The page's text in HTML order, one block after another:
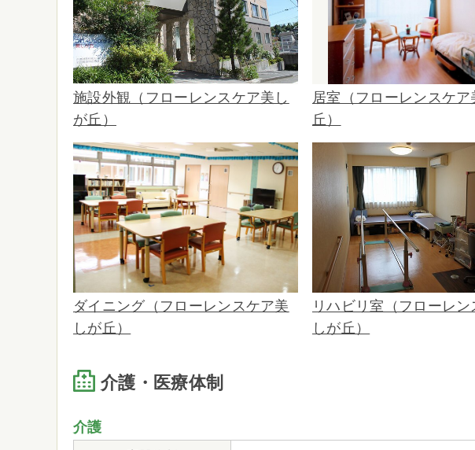
施設外観（フローレンスケア美し
が丘）
居室（フローレンスケア
丘）
ダイニング（フローレンスケア美
しが丘）
リハビリ室（フローレン
しが丘）
介護・医療体制
介護